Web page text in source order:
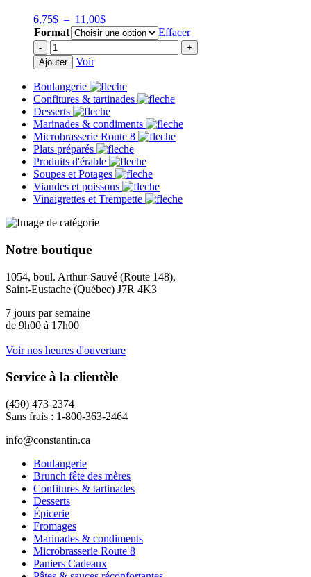
6,75$ – 11,00$Plage
de
prix :
6,75$
11,00$
Format Effacer
-
quantité
de
Sucre
d'érable
granulé
+
Ajouter
Voir
Boulangerie
Confitures & tartinades
Desserts
Marinades & condiments
Microbrasserie Route 8
Plats préparés
Produits d'érable
Soupes et Potages
Viandes et poissons
Vinaigrettes et Trempette
Notre boutique
1054, boul. Arthur-Sauvé (Route 148),
Saint-Eustache (Québec) J7R 4K3
7 jours par semaine
de 9h00 à 17h00
Voir nos heures d'ouverture
Service à la clientèle
(450) 473-2374
Sans frais : 1-800-363-2464
info@constantin.ca
Boulangerie
Brunch fête des mères
Confitures & tartinades
Desserts
Épicerie
Fromages
Marinades & condiments
Microbrasserie Route 8
Paniers Cadeaux